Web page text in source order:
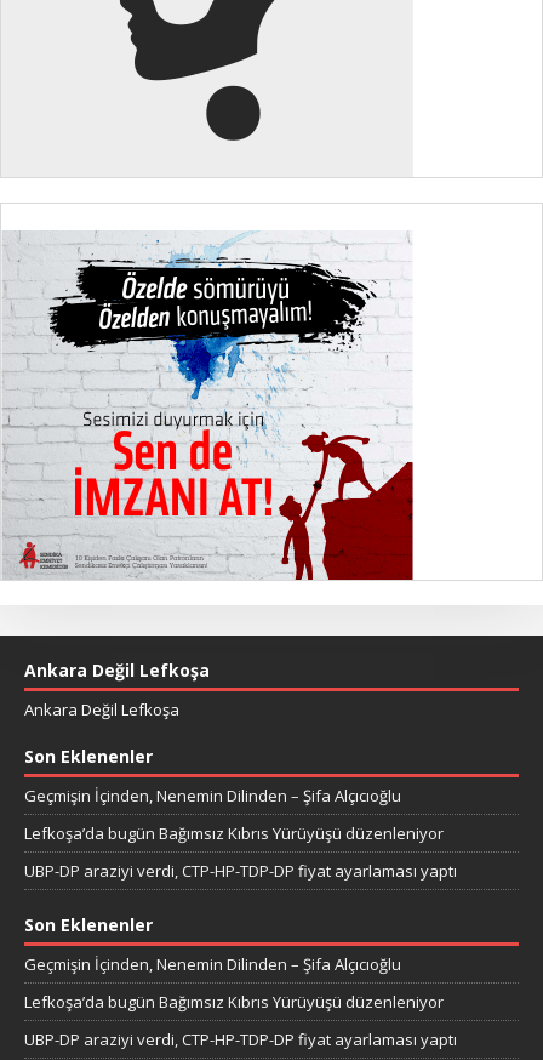
Ankara Değil Lefkoşa
Ankara Değil Lefkoşa
Son Eklenenler
Geçmişin İçinden, Nenemin Dilinden – Şifa Alçıcıoğlu
Lefkoşa’da bugün Bağımsız Kıbrıs Yürüyüşü düzenleniyor
UBP-DP araziyi verdi, CTP-HP-TDP-DP fiyat ayarlaması yaptı
Son Eklenenler
Geçmişin İçinden, Nenemin Dilinden – Şifa Alçıcıoğlu
Lefkoşa’da bugün Bağımsız Kıbrıs Yürüyüşü düzenleniyor
UBP-DP araziyi verdi, CTP-HP-TDP-DP fiyat ayarlaması yaptı